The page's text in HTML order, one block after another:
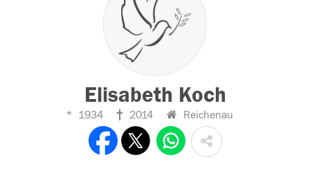
Elisabeth Koch
1934 2014 Reichenau